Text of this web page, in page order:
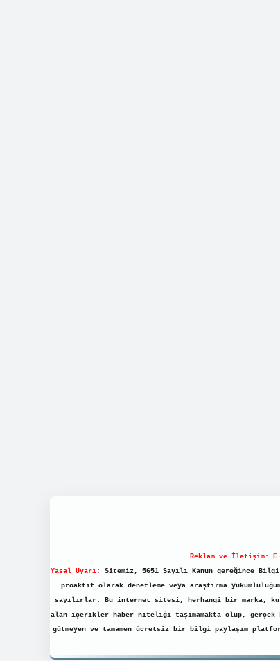
Reklam ve İletişim:
Yasal Uyarı:
Sitemiz, 5651 Sayılı Kanun gereğince
proaktif olarak denetleme veya araştırma
sayılırlar. Bu internet sitesi, herhangi bir marka,
alan içerikler haber niteliği taşımamakta olup, gerçek
gütmeyen ve tamamen ücretsiz bir bilgi paylaşım